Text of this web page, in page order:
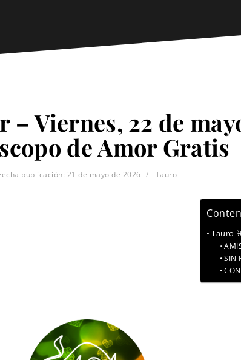
– Viernes, 22 de
de Amor Gratis
publicación: 21 de mayo de 2026 Tauro
Tauro
SIN